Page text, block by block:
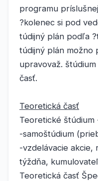
programu
?kolenec si pod
túdijný plán podľa
túdijný plán možno
upravovaž.
časť.
Teoretická časť
Teoretické
-samoštúdium
-vzdelávacie
týždňa,
Teoretická časť